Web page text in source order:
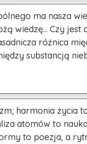
ma nasza
wiedzę... Czy
różnica
substancją
harmonia życia
atomów to
to poezja, a